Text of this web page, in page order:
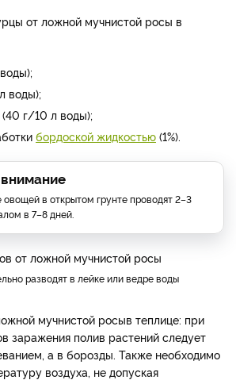
от ложной мучнистой росы в
воды);
г/10 л воды);
бордоской жидкостью (1%).
в открытом грунте проводят 2–3
в 7–8 дней.
разводят в лейке или ведре воды
мучнистой росыв теплице: при
заражения полив растений следует
а в борозды. Также необходимо
воздуха, не допуская